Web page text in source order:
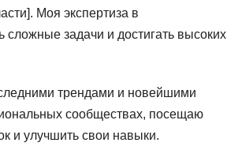
Моя экспертиза в
сложные задачи и достигать высоких
трендами и новейшими
сообществах, посещаю
и улучшить свои навыки.